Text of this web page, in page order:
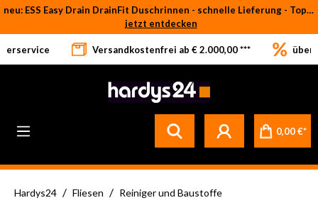
Zum Hauptinhalt springen
neu: ESS Easy Drain DrainFit Duschrinnen - schnelle Lieferung - Top-Preise
jetzt entdecken
Versandkostenfrei ab € 2.000,00 *** über
0,00 €*
Hardys24 / Fliesen / Reiniger und Baustoffe